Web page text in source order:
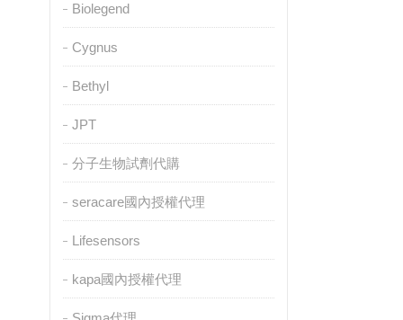
Biolegend
Cygnus
Bethyl
JPT
分子生物試劑代購
seracare國內授權代理
Lifesensors
kapa國內授權代理